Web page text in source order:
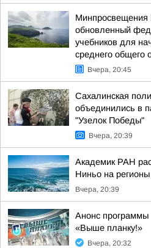
Минпросвещения
обновленный
учебников для
среднего общего
Вчера, 20:45
Сахалинская
объединились в
"Узелок Победы"
Вчера, 20:39
Академик РАН
Ниньо на
Вчера, 20:39
Анонс программы
«Выше планку!»
Вчера, 20:32